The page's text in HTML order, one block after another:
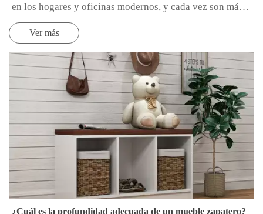
en los hogares y oficinas modernos, y cada vez son más
las personas que las eligen. La comodidad que aporta su
versatilidad es aún más llamativa.
Ver más
¿Cuál es la profundidad adecuada de un mueble zapatero?